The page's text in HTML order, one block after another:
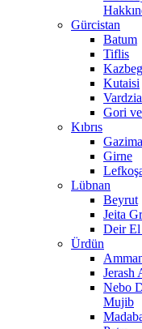
Gürcistan
Batum
Tiflis
Kutaisi
Gori
Kıbrıs
Girne
Lübnan
Beyrut
Jeita
Deir El
Ürdün
Jerash
Nebo
Mujib